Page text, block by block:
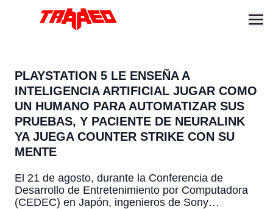
PLAYSTATION 5 LE ENSEÑA A
INTELIGENCIA ARTIFICIAL JUGAR COMO
UN HUMANO PARA AUTOMATIZAR SUS
PRUEBAS, Y PACIENTE DE NEURALINK
YA JUEGA COUNTER STRIKE CON SU
MENTE
El 21 de agosto, durante la Conferencia de
Desarrollo de Entretenimiento por Computadora
(CEDEC) en Japón, ingenieros de Sony